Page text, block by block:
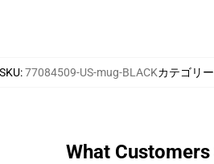
SKU:77084509-US-mug-BLACKカテゴリー
What Customers